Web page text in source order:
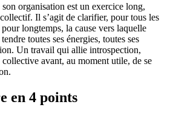
organisation est un exercice long,
Il s’agit de clarifier, pour tous les
longtemps, la cause vers laquelle
toutes ses énergies, toutes ses
Un travail qui allie introspection,
avant, au moment utile, de se
en 4 points